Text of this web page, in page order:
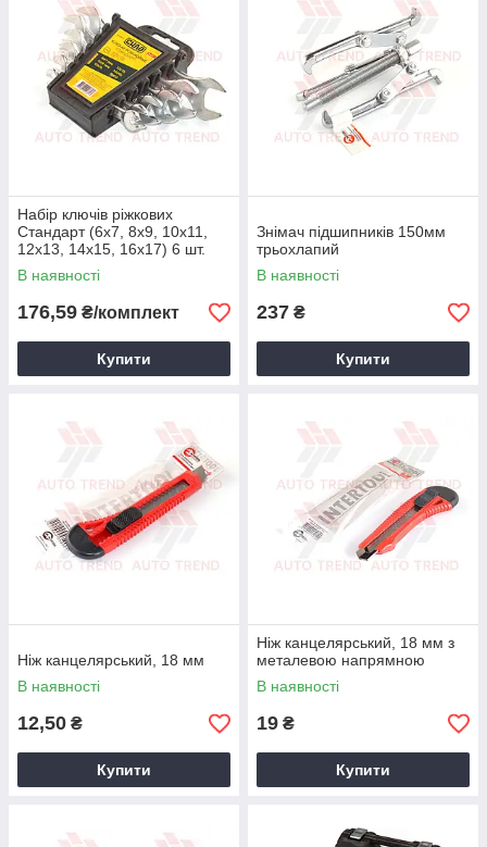
Набір ключів ріжкових
Стандарт (6x7, 8x9, 10x11,
12x13, 14x15, 16x17) 6 шт.
В наявності
176,59 ₴/комплект
Купити
Знімач підшипників 150мм
трьохлапий
В наявності
237 ₴
Купити
Ніж канцелярський, 18 мм
В наявності
12,50 ₴
Купити
Ніж канцелярський, 18 мм з
металевою напрямною
В наявності
19 ₴
Купити